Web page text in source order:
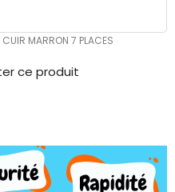
MARRON 7 PLACES
ce produit